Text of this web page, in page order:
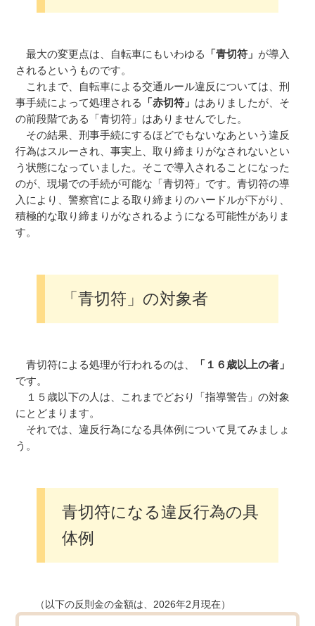
最大の変更点は、自転車にもいわゆる 「青切符」 が導入
されるというものです。
これまで、自転車による交通ルール違反については、刑
事手続によって処理される
「赤切符」 はありましたが、そ
の前段階である「青切符」はありませんでした。
その結果、刑事手続にするほどでもないなあという違反
行為はスルーされ、事実上、取り締まりがなされないとい
う状態になっていました。そこで導入されることになった
のが、現場での手続が可能な「青切符」です。青切符の導
入により、警察官による取り締まりのハードルが下がり、
積極的な取り締まりがなされるようになる可能性がありま
す。
「青切符」の対象者
青切符による処理が行われるのは、
「１６歳以上の者」
です。
１５歳以下の人は、これまでどおり「指導警告」の対象
にとどまります。
それでは、違反行為になる具体例について見てみましょ
う。
青切符になる違反行為の具
体例
（以下の反則金の金額は、2026年2月現在）